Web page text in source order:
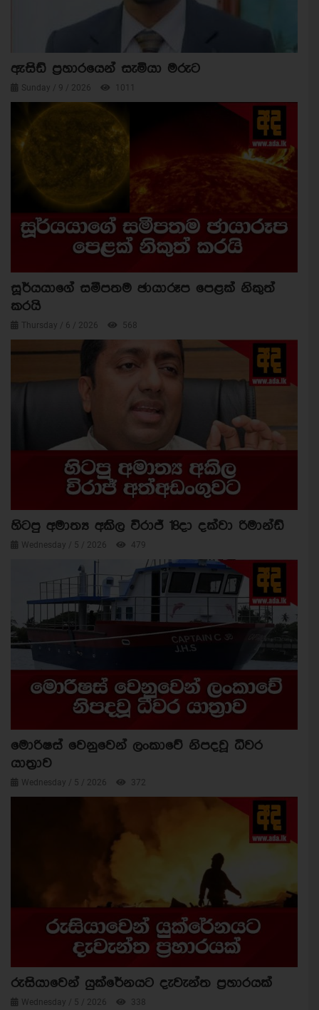
ඇසිඩ් ප්‍රහාරයෙන් සැමියා මරුට
Sunday / 9 / 2026 1011
සූර්යයාගේ සමීපතම ඡායාරූප පෙළක් නිකුත්
කරයි
Thursday / 6 / 2026 568
හිටපු අමාත්‍ය අකිල විරාජ් 18දා දක්වා රිමාන්ඩ්
Wednesday / 5 / 2026 479
මොරිෂස් වෙනුවෙන් ලංකාවේ නිපදවූ ධීවර
යාත්‍රාව
Wednesday / 5 / 2026 372
රුසියාවෙන් යුක්රේනයට දැවැන්ත ප්‍රහාරයක්
Wednesday / 5 / 2026 338